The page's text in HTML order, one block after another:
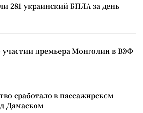
281 украинский БПЛА за день
премьера Монголии в ВЭФ
сработало в пассажирском
Дамаском